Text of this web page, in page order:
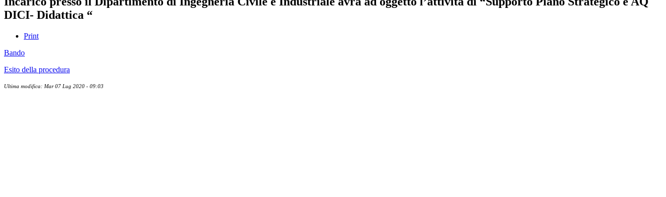
DICI- Didattica “
Print
Bando
Esito della procedura
Ultima modifica: Mar 07 Lug 2020 - 09:03